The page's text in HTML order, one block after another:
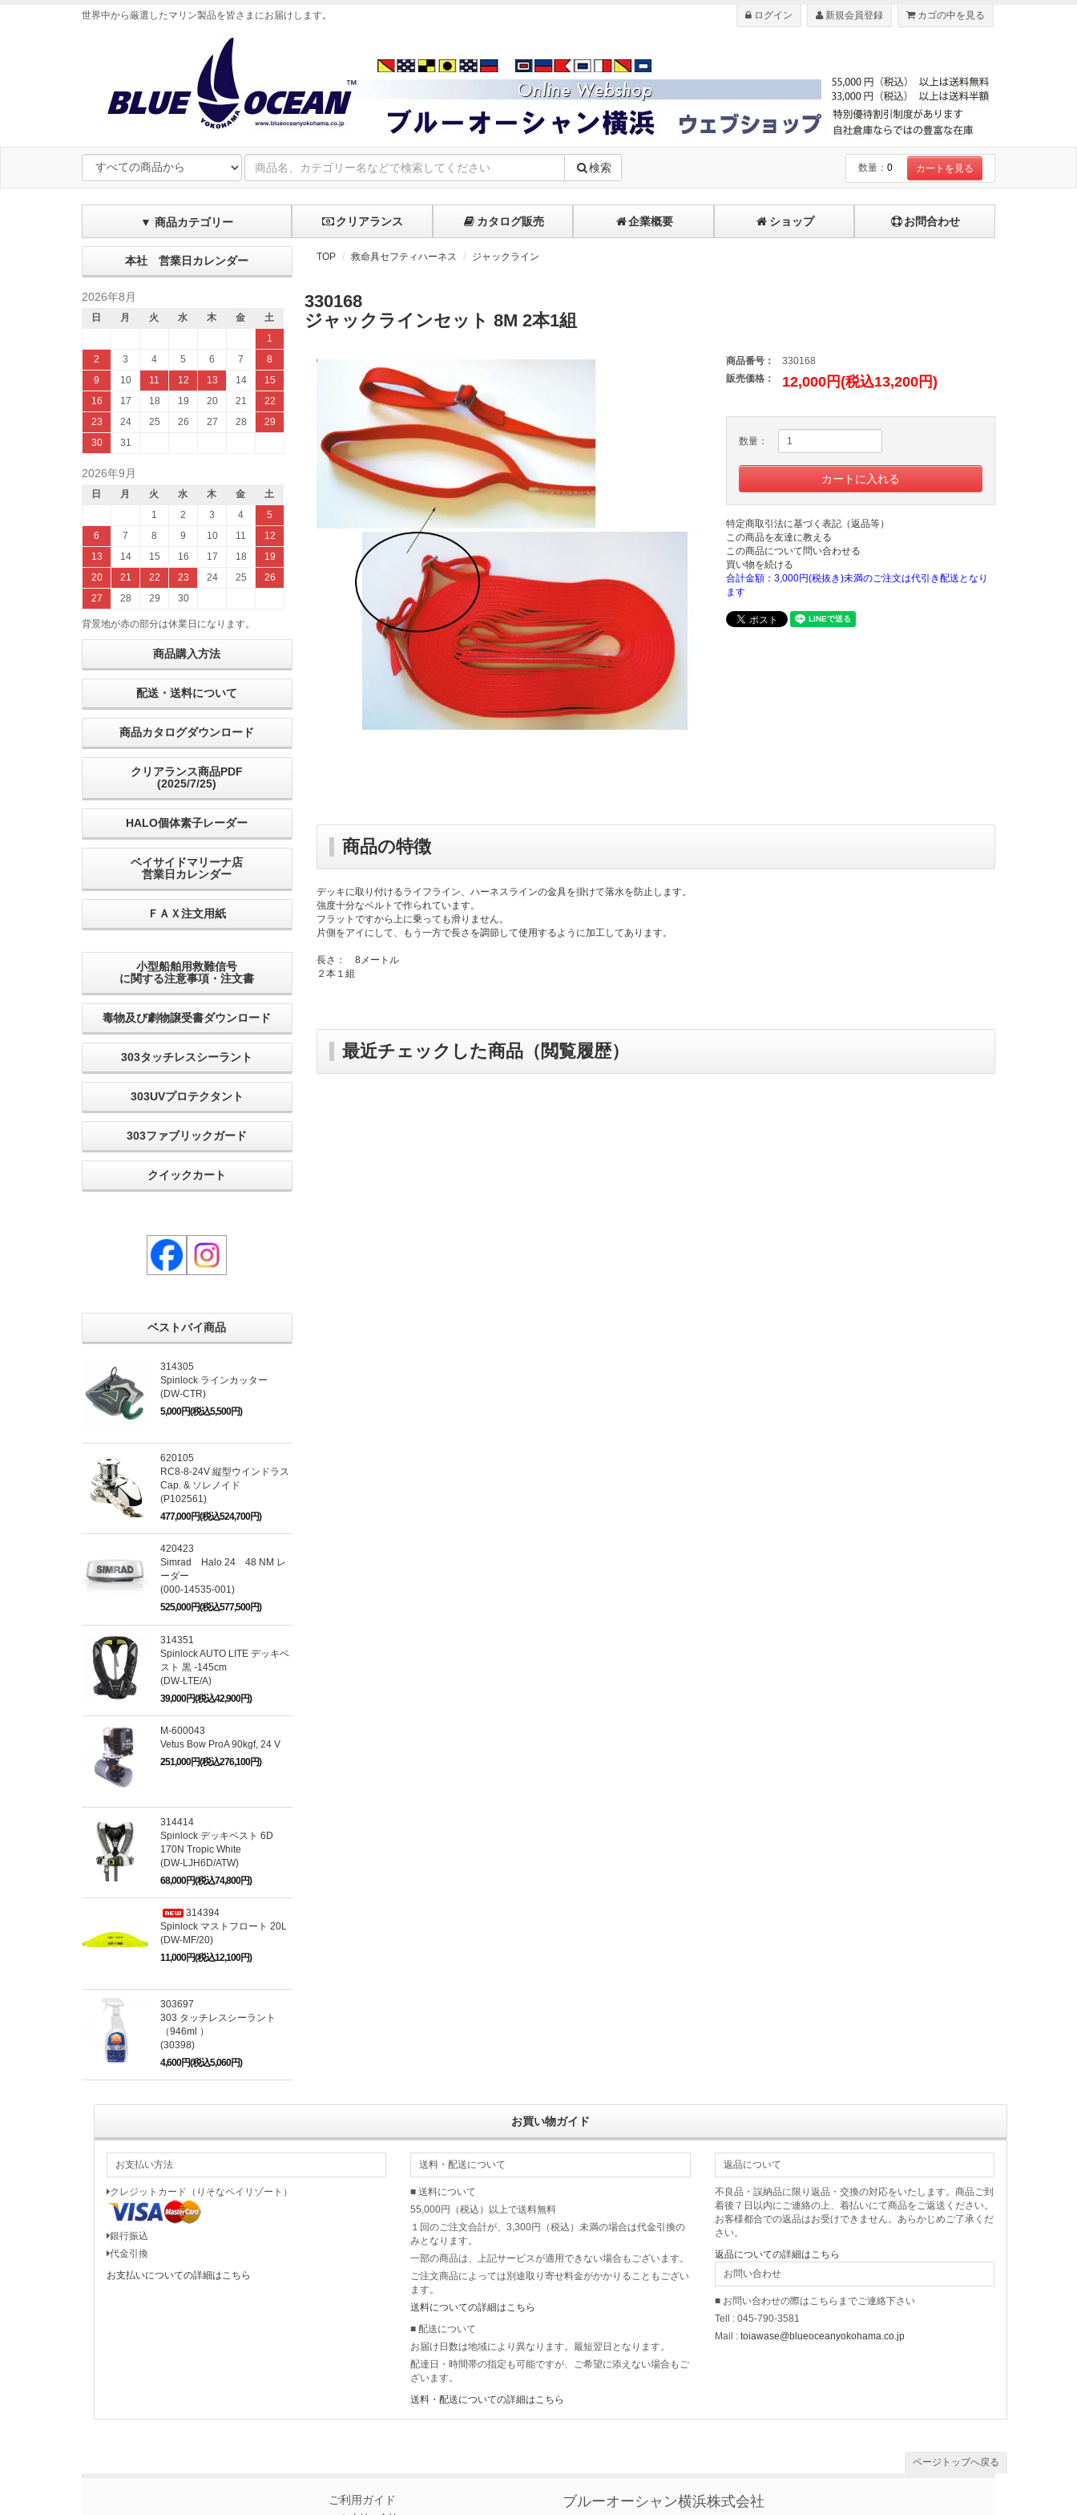
世界中から厳選したマリン製品を皆さまにお届けします。 ログイン 新規会員登録 カゴの中を見る
検索 数量： 0 カートを見る
▼ 商品カテゴリー クリアランス カタログ販売 企業概要 ショップ お問合わせ
TOP 救命具セフティハーネス ジャックライン
330168
ジャックラインセット 8M 2本1組
商品番号：
330168
販売価格：
12,000円(税込13,200円)
数量：
特定商取引法に基づく表記（返品等）
この商品を友達に教える
この商品について問い合わせる
買い物を続ける
合計金額：3,000円(税抜き)未満のご注文は代引き配送となり
ます
商品の特徴
デッキに取り付けるライフライン、ハーネスラインの金具を掛けて落水を防止します。
強度十分なベルトで作られています。
フラットですから上に乗っても滑りません。
片側をアイにして、もう一方で長さを調節して使用するように加工してあります。
長さ： 8メートル
２本１組
最近チェックした商品（閲覧履歴）
本社 営業日カレンダー
2026年8月
日 月 火 水 木 金
土
1
2
3 4 5 6 7
8
9
10 11 12 13 14
15
16
17 18 19 20 21
22
23
24 25 26 27 28
29
30
31
2026年9月
日 月 火 水 木 金
土
1
2 3 4
5
6
7 8 9 10 11
12
13
14 15 16 17 18
19
20
21 22 23 24 25
26
27
28 29 30
背景地が赤の部分は休業日になります。
商品購入方法
配送・送料について
商品カタログダウンロード
クリアランス商品PDF
(2025/7/25)
HALO個体素子レーダー
ベイサイドマリーナ店
営業日カレンダー
ＦＡＸ注文用紙
小型船舶用救難信号
に関する注意事項・注文書
毒物及び劇物譲受書ダウンロード
303タッチレスシーラント
303UVプロテクタント
303ファブリックガード
クイックカート
ベストバイ商品
314305
Spinlock ラインカッター
(DW-CTR)
5,000円(税込5,500円)
620105
RC8-8-24V 縦型ウインドラス
Cap. & ソレノイド
(P102561)
477,000円(税込524,700円)
420423
Simrad Halo 24 48 NM レ
ーダー
(000-14535-001)
525,000円(税込577,500円)
314351
Spinlock AUTO LITE デッキベ
スト 黒 -145cm
(DW-LTE/A)
39,000円(税込42,900円)
M-600043
Vetus Bow ProA 90kgf, 24 V
251,000円(税込276,100円)
314414
Spinlock デッキベスト 6D
170N Tropic White
(DW-LJH6D/ATW)
68,000円(税込74,800円)
314394
Spinlock マストフロート 20L
(DW-MF/20)
11,000円(税込12,100円)
303697
303 タッチレスシーラント
（946ml ）
(30398)
4,600円(税込5,060円)
お買い物ガイド
お支払い方法
クレジットカード（りそなペイリゾート）
銀行振込
代金引換
お支払いについての詳細はこちら
送料・配送について
■ 送料について
55,000円（税込）以上で送料無料
１回のご注文合計が、3,300円（税込）未満の場合は代金引換の
みとなります。
一部の商品は、上記サービスが適用できない場合もございます。
ご注文商品によっては別途取り寄せ料金がかかりることもござい
ます。
送料についての詳細はこちら
■ 配送について
お届け日数は地域により異なります。最短翌日となります。
配達日・時間帯の指定も可能ですが、ご希望に添えない場合もご
ざいます。
送料・配送についての詳細はこちら
返品について
不良品・誤納品に限り返品・交換の対応をいたします。商品ご到
着後７日以内にご連絡の上、着払いにて商品をご返送ください。
お客様都合での返品はお受けできません。あらかじめご了承くだ
さい。
返品についての詳細はこちら
お問い合わせ
■ お問い合わせの際はこちらまでご連絡下さい
Tell : 045-790-3581
Mail : toiawase@blueoceanyokohama.co.jp
ページトップへ戻る
ご利用ガイド ブルーオーシャン横浜株式会社